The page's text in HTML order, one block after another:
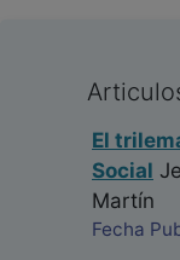
El
Social
Martín
Fecha